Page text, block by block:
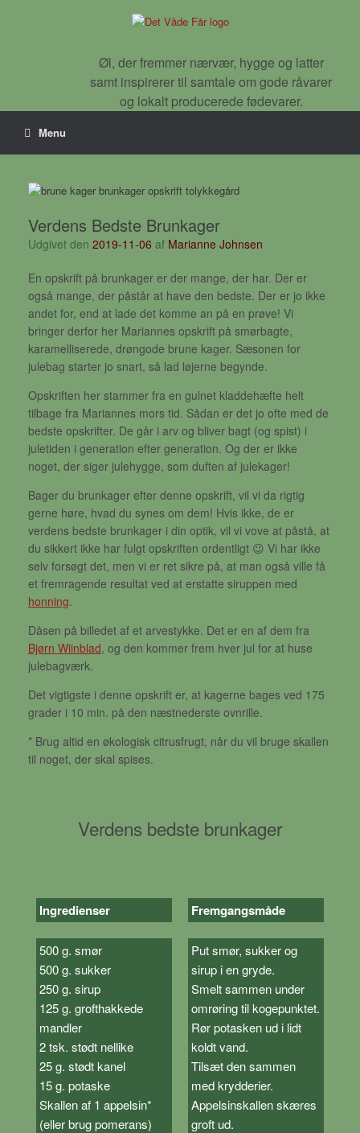
Øl, der fremmer nærvær, hygge og latter
samt inspirerer til samtale om gode råvarer
og lokalt producerede fødevarer.
Menu
Verdens Bedste Brunkager
Udgivet den 2019-11-06 af Marianne Johnsen
En opskrift på brunkager er der mange, der har. Der er
også mange, der påstår at have den bedste. Der er jo ikke
andet for, end at lade det komme an på en prøve! Vi
bringer derfor her Mariannes opskrift på smørbagte,
karamelliserede, drøngode brune kager. Sæsonen for
julebag starter jo snart, så lad løjerne begynde.
Opskriften her stammer fra en gulnet kladdehæfte helt
tilbage fra Mariannes mors tid. Sådan er det jo ofte med de
bedste opskrifter. De går i arv og bliver bagt (og spist) i
juletiden i generation efter generation. Og der er ikke
noget, der siger julehygge, som duften af julekager!
Bager du brunkager efter denne opskrift, vil vi da rigtig
gerne høre, hvad du synes om dem! Hvis ikke, de er
verdens bedste brunkager i din optik, vil vi vove at påstå, at
du sikkert ikke har fulgt opskriften ordentligt 😉 Vi har ikke
selv forsøgt det, men vi er ret sikre på, at man også ville få
et fremragende resultat ved at erstatte siruppen med
honning.
Dåsen på billedet af et arvestykke. Det er en af dem fra
Bjørn Wiinblad, og den kommer frem hver jul for at huse
julebagværk.
Det vigtigste i denne opskrift er, at kagerne bages ved 175
grader i 10 min. på den næstnederste ovnrille.
* Brug altid en økologisk citrusfrugt, når du vil bruge skallen
til noget, der skal spises.
Verdens bedste brunkager
Ingredienser Fremgangsmåde
500 g. smør
500 g. sukker
250 g. sirup
125 g. grofthakkede
mandler
2 tsk. stødt nellike
25 g. stødt kanel
15 g. potaske
Skallen af 1 appelsin*
(eller brug pomerans)
Put smør, sukker og
sirup i en gryde.
Smelt sammen under
omrøring til kogepunktet.
Rør potasken ud i lidt
koldt vand.
Tilsæt den sammen
med krydderier.
Appelsinskallen skæres
groft ud.